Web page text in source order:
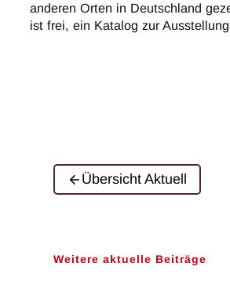
anderen Orten in Deutschland
ist frei, ein Katalog zur
Übersicht Aktuell
Weitere aktuelle Beiträge